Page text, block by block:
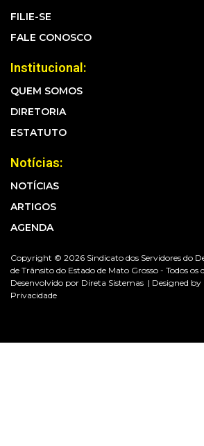
FILIE-SE
FALE CONOSCO
Institucional:
QUEM SOMOS
DIRETORIA
ESTATUTO
Notícias:
NOTÍCIAS
ARTIGOS
AGENDA
Copyright © 2026 Sindicato dos Servidores do
de Trânsito do Estado de Mato Grosso - Todos os
Desenvolvido por Direta Sistemas | Designed by
Privacidade